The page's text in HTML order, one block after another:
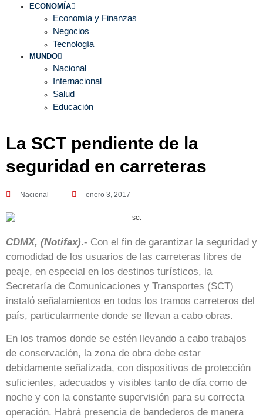
ECONOMÍA
Economía y Finanzas
Negocios
Tecnología
MUNDO
Nacional
Internacional
Salud
Educación
La SCT pendiente de la
seguridad en carreteras
Nacional enero 3, 2017
CDMX, (Notifax).- Con el fin de garantizar la seguridad y
comodidad de los usuarios de las carreteras libres de
peaje, en especial en los destinos turísticos, la
Secretaría de Comunicaciones y Transportes (SCT)
instaló señalamientos en todos los tramos carreteros del
país, particularmente donde se llevan a cabo obras.
En los tramos donde se estén llevando a cabo trabajos
de conservación, la zona de obra debe estar
debidamente señalizada, con dispositivos de protección
suficientes, adecuados y visibles tanto de día como de
noche y con la constante supervisión para su correcta
operación. Habrá presencia de bandederos de manera